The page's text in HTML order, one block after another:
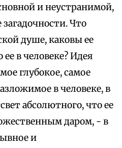
и неустранимой,
загадочности. Что
душе, каковы ее
в человеке? Идея
глубокое, самое
в человеке, в
абсолютного, что ее
даром, - в
и